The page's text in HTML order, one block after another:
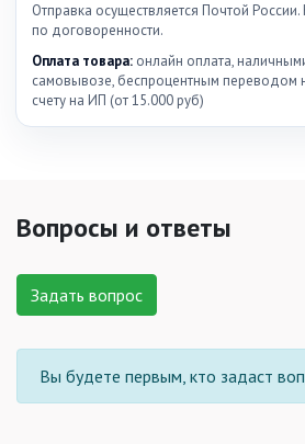
Отправка осуществляется Почтой
по договоренности.
Оплата товара: онлайн оплата,
самовывозе, беспроцентным переводом
счету на ИП (от 15.000 руб)
Вопросы и ответы
Задать вопрос
Вы будете первым, кто задаст